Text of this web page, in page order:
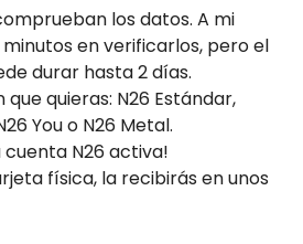
los datos. A mi
en verificarlos, pero el
durar hasta 2 días.
que quieras: N26 Estándar,
You o N26 Metal.
cuenta N26 activa!
física, la recibirás en unos